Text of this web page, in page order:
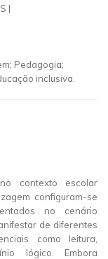
|
Pedagogia;
inclusiva.
contexto escolar
configuram-se
no cenário
de diferentes
como leitura,
lógico. Embora